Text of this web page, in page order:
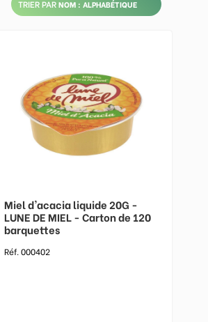
TRIER PAR
Miel d'acacia liquide 20G -
LUNE DE MIEL - Carton de 120
barquettes
Réf. 000402